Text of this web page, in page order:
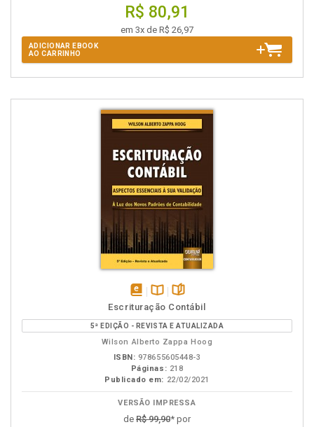
R$ 80,91
em 3x de R$ 26,97
ADICIONAR EBOOK
AO CARRINHO
disponível
em
eBook
Disponível
na
B.V.
páginas
Escrituração Contábil
5ª EDIÇÃO - REVISTA E ATUALIZADA
Wilson Alberto Zappa Hoog
ISBN: 978655605448-3
Páginas: 218
Publicado em: 22/02/2021
VERSÃO IMPRESSA
de R$ 99,90* por